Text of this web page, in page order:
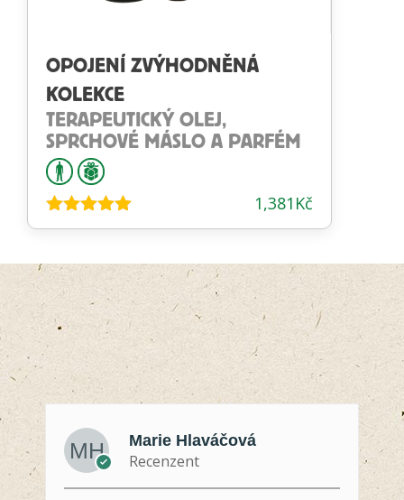
OPOJENÍ ZVÝHODNĚNÁ
KOLEKCE
TERAPEUTICKÝ OLEJ,
SPRCHOVÉ MÁSLO A PARFÉM
Hodnocení
1,381 Kč
Marie Hlaváčová
Recenzent